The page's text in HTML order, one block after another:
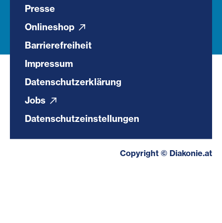
Presse
Onlineshop
Barrierefreiheit
Impressum
Datenschutzerklärung
Jobs
Datenschutzeinstellungen
Copyright © Diakonie.at